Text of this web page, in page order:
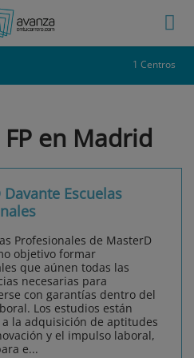
1 Centros
en Madrid
Davante Escuelas
Profesionales de MasterD
objetivo formar
que aúnen todas las
necesarias para
con garantías dentro del
Los estudios están
a la adquisición de aptitudes
y el impulso laboral,
e...